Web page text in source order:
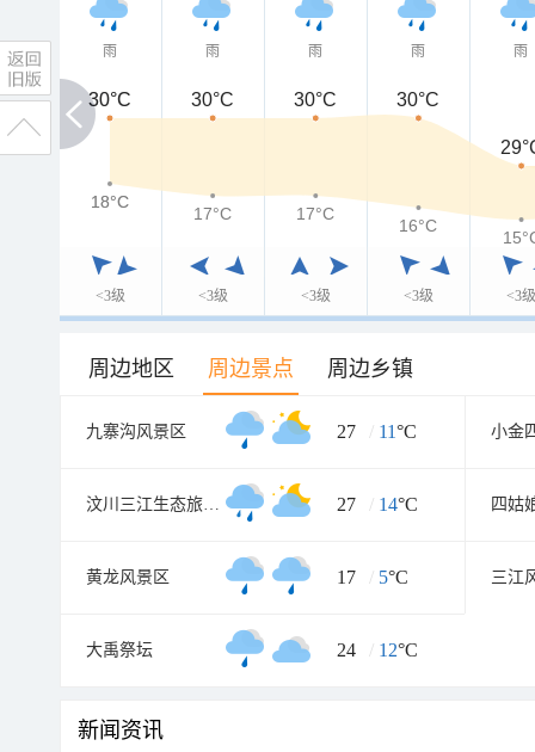
雨
<3级
雨
<3级
雨
<3级
雨
<3级
雨
<3级
30°C
30°C 30°C 30°C 30°C
18°C
18°C
17°C 17°C
16°C
周边地区 周边景点 周边乡镇
九寨沟风景区 27 / 11°C
汶川三江生态旅游区 27 / 14°C 四姑
黄龙风景区 17 / 5°C 三江
大禹祭坛 24 / 12°C
新闻资讯